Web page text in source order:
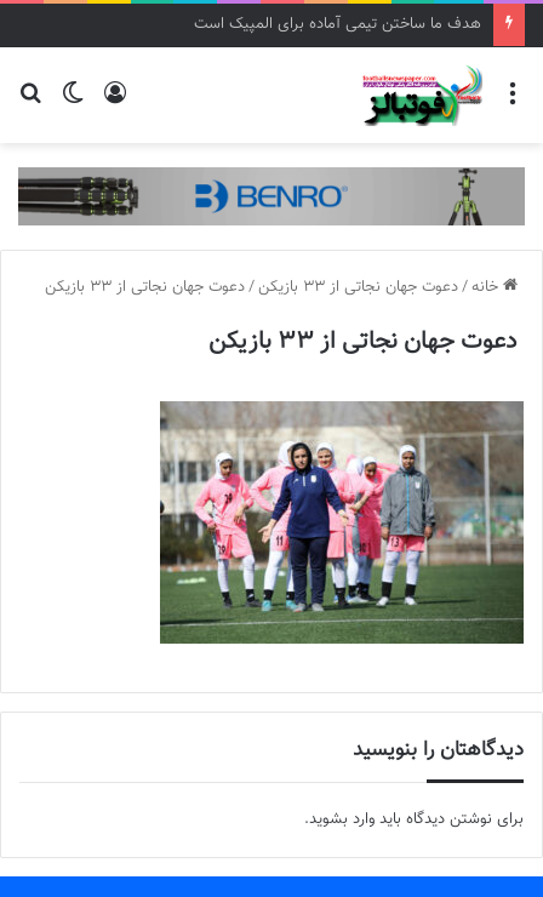
هدف ما ساختن تیمی آماده برای المپیک است
تغییر
ورود منو
خانه/دعوت جهان نجاتی از 33 بازیکن /دعوت جهان نجاتی از 33 بازیکن
دعوت جهان نجاتی از 33 بازیکن
دیدگاهتان را بنویسید
برای نوشتن دیدگاه باید وارد بشوید.